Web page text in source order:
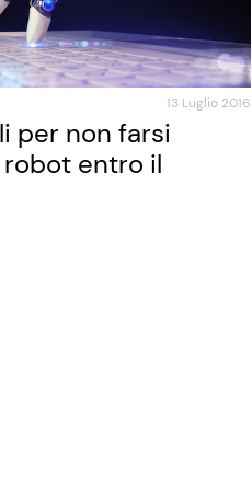
13 Luglio 2016
per non farsi
entro il